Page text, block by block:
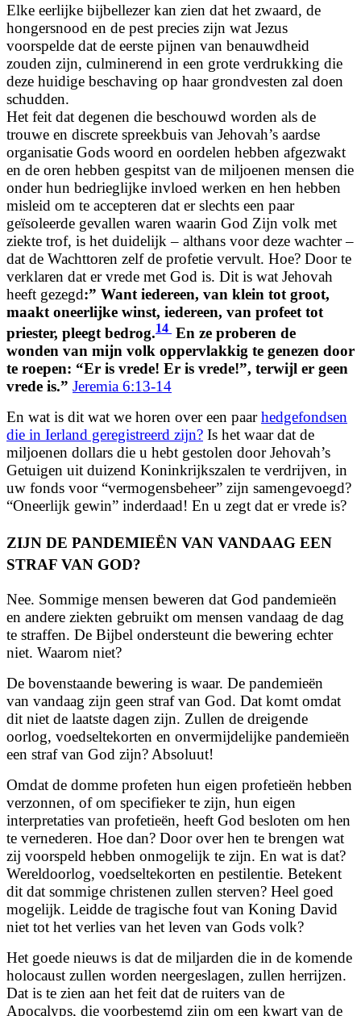
Elke eerlijke bijbellezer kan zien dat het zwaard, de
hongersnood en de pest precies zijn wat Jezus
voorspelde dat de eerste pijnen van benauwdheid
zouden zijn, culminerend in een grote verdrukking die
deze huidige beschaving op haar grondvesten zal doen
schudden.
Het feit dat degenen die beschouwd worden als de
trouwe en discrete spreekbuis van Jehovah’s aardse
organisatie Gods woord en oordelen hebben afgezwakt
en de oren hebben gespitst van de miljoenen mensen die
onder hun bedrieglijke invloed werken en hen hebben
misleid om te accepteren dat er slechts een paar
geïsoleerde gevallen waren waarin God Zijn volk met
ziekte trof, is het duidelijk – althans voor deze wachter –
dat de Wachttoren zelf de profetie vervult. Hoe? Door te
verklaren dat er vrede met God is. Dit is wat Jehovah
heeft gezegd:” Want iedereen, van klein tot groot,
maakt oneerlijke winst, iedereen, van profeet tot
priester, pleegt bedrog.14 En ze proberen de
wonden van mijn volk oppervlakkig te genezen door
te roepen: “Er is vrede! Er is vrede!”, terwijl er geen
vrede is.” Jeremia 6:13-14
En wat is dit wat we horen over een paarhedgefondsen
die in Ierland geregistreerd zijn? Is het waar dat de
miljoenen dollars die u hebt gestolen door Jehovah’s
Getuigen uit duizend Koninkrijkszalen te verdrijven, in
uw fonds voor “vermogensbeheer” zijn samengevoegd?
“Oneerlijk gewin” inderdaad! En u zegt dat er vrede is?
ZIJN DE PANDEMIEËN VAN VANDAAG EEN
STRAF VAN GOD?
Nee. Sommige mensen beweren dat God pandemieën
en andere ziekten gebruikt om mensen vandaag de dag
te straffen. De Bijbel ondersteunt die bewering echter
niet. Waarom niet?
De bovenstaande bewering is waar. De pandemieën
van vandaag zijn geen straf van God. Dat komt omdat
dit niet de laatste dagen zijn. Zullen de dreigende
oorlog, voedseltekorten en onvermijdelijke pandemieën
een straf van God zijn? Absoluut!
Omdat de domme profeten hun eigen profetieën hebben
verzonnen, of om specifieker te zijn, hun eigen
interpretaties van profetieën, heeft God besloten om hen
te vernederen. Hoe dan? Door over hen te brengen wat
zij voorspeld hebben onmogelijk te zijn. En wat is dat?
Wereldoorlog, voedseltekorten en pestilentie. Betekent
dit dat sommige christenen zullen sterven? Heel goed
mogelijk. Leidde de tragische fout van Koning David
niet tot het verlies van het leven van Gods volk?
Het goede nieuws is dat de miljarden die in de komende
holocaust zullen worden neergeslagen, zullen herrijzen.
Dat is te zien aan het feit dat de ruiters van de
Apocalyps, die voorbestemd zijn om een kwart van de